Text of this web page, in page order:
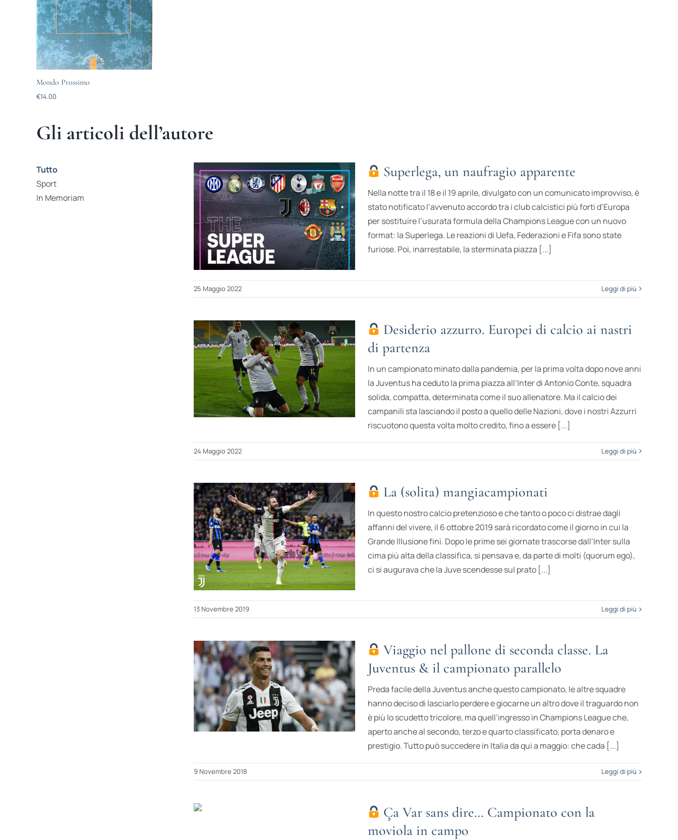
Mondo Prossimo
€14.00
Gli articoli dell’autore
Tutto
Sport
In Memoriam
Superlega, un naufragio apparente
Nella notte tra il 18 e il 19 aprile, divulgato con un comunicato improvviso, è
stato notificato l’avvenuto accordo tra i club calcistici più forti d’Europa
per sostituire l’usurata formula della Champions League con un nuovo
format: la Superlega. Le reazioni di Uefa, Federazioni e Fifa sono state
furiose. Poi, inarrestabile, la sterminata piazza [...]
25 Maggio 2022 Leggi di più
Desiderio azzurro. Europei di calcio ai nastri
di partenza
In un campionato minato dalla pandemia, per la prima volta dopo nove anni
la Juventus ha ceduto la prima piazza all’Inter di Antonio Conte, squadra
solida, compatta, determinata come il suo allenatore. Ma il calcio dei
campanili sta lasciando il posto a quello delle Nazioni, dove i nostri Azzurri
riscuotono questa volta molto credito, fino a essere [...]
24 Maggio 2022 Leggi di più
La (solita) mangiacampionati
In questo nostro calcio pretenzioso e che tanto o poco ci di­strae dagli
affanni del vivere, il 6 ottobre 2019 sarà ricordato come il giorno in cui la
Grande Illusione finì. Dopo le prime sei giornate trascorse dall’Inter sulla
cima più alta della classifica, si pensava e, da parte di molti (quorum ego),
ci si augurava che la Juve scendesse sul prato [...]
13 Novembre 2019 Leggi di più
Viaggio nel pallone di seconda classe. La
Juventus & il campionato parallelo
Preda facile della Juventus anche questo campionato, le altre squadre
hanno deciso di lasciarlo perdere e giocarne un altro dove il traguardo non
è più lo scudetto tricolore, ma quell’ingresso in Champions League che,
aperto anche al secondo, terzo e quarto classificato, porta denaro e
prestigio. Tutto può succedere in Italia da qui a maggio: che cada [...]
9 Novembre 2018 Leggi di più
Ça Var sans dire… Campionato con la
moviola in campo